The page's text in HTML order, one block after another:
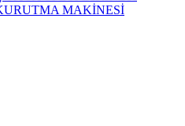
MAKİNESİ